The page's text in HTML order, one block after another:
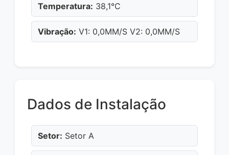
Temperatura: 38,1°C
Vibração: V1: 0,0MM/S V2: 0,0MM/S
Dados de Instalação
Setor: Setor A